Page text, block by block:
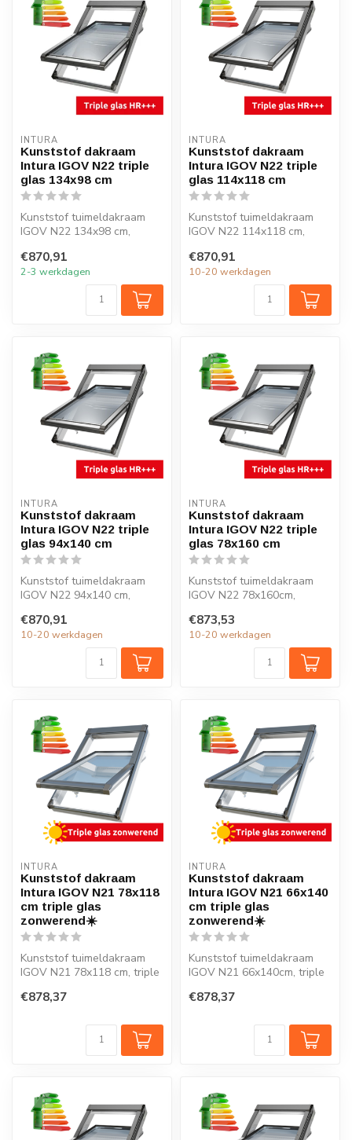
INTURA
Kunststof dakraam
Intura IGOV N22 triple
glas 134x98 cm
Kunststof tuimeldakraam
IGOV N22 134x98 cm,
0,86 W...
€870,91
2-3 werkdagen
INTURA
Kunststof dakraam
Intura IGOV N22 triple
glas 114x118 cm
Kunststof tuimeldakraam
IGOV N22 114x118 cm,
0,86 ...
€870,91
10-20 werkdagen
INTURA
Kunststof dakraam
Intura IGOV N22 triple
glas 94x140 cm
Kunststof tuimeldakraam
IGOV N22 94x140 cm,
0,86 W...
€870,91
10-20 werkdagen
INTURA
Kunststof dakraam
Intura IGOV N22 triple
glas 78x160 cm
Kunststof tuimeldakraam
IGOV N22 78x160cm,
0,86 W/...
€873,53
10-20 werkdagen
INTURA
Kunststof dakraam
Intura IGOV N21 78x118
cm triple glas
zonwerend☀️
Kunststof tuimeldakraam
IGOV N21 78x118 cm, triple
W/...
€878,37
INTURA
Kunststof dakraam
Intura IGOV N21 66x140
cm triple glas
zonwerend☀️
Kunststof tuimeldakraam
IGOV N21 66x140cm, triple
W/m...
€878,37